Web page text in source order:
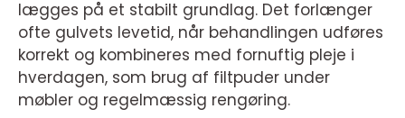
lægges på et stabilt grundlag. Det forlænger
ofte gulvets levetid, når behandlingen udføres
korrekt og kombineres med fornuftig pleje i
hverdagen, som brug af filtpuder under
møbler og regelmæssig rengøring.